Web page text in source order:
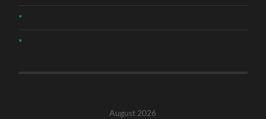
*
*
August 2026